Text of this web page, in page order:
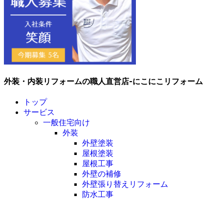
外装・内装リフォームの職人直営店-にこにこリフォーム
トップ
サービス
一般住宅向け
外装
外壁塗装
屋根塗装
屋根工事
外壁の補修
外壁張り替えリフォーム
防水工事